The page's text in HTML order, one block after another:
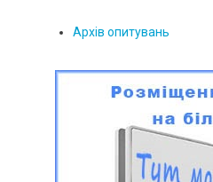
Архів опитувань